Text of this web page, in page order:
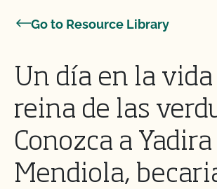
Go to Resource Library
Un día en la vida
reina de las
Conozca a Yadira
Mendiola,